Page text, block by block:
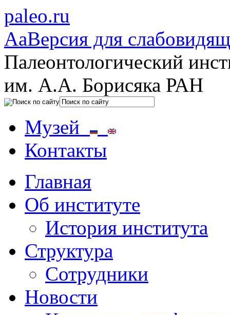
paleo.ru
AaВерсия для
Палеонтологический
им. А.А. Борисяка РАН
Музей
Контакты
Главная
Об институте
История института
Структура
Сотрудники
Новости